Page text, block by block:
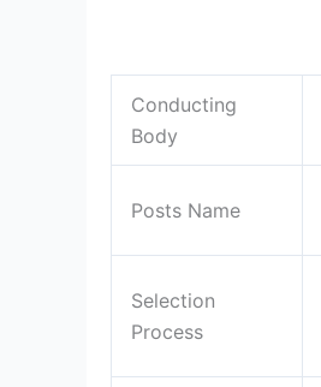
Conducting
Body
Posts Name
Selection
Process